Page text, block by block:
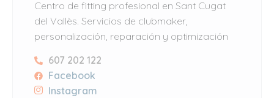
Centro de fitting profesional en Sant Cugat
del Vallès. Servicios de clubmaker,
personalización, reparación y optimización
607 202 122
Facebook
Instagram